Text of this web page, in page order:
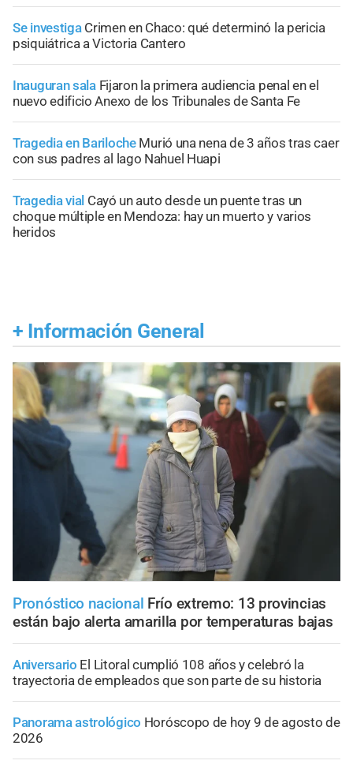
Se investiga Crimen en Chaco: qué determinó la pericia
psiquiátrica a Victoria Cantero
Inauguran sala Fijaron la primera audiencia penal en el
nuevo edificio Anexo de los Tribunales de Santa Fe
Tragedia en Bariloche Murió una nena de 3 años tras caer
con sus padres al lago Nahuel Huapi
Tragedia vial Cayó un auto desde un puente tras un
choque múltiple en Mendoza: hay un muerto y varios
heridos
+ Información General
Pronóstico nacional Frío extremo: 13 provincias
están bajo alerta amarilla por temperaturas bajas
Aniversario El Litoral cumplió 108 años y celebró la
trayectoria de empleados que son parte de su historia
Panorama astrológico Horóscopo de hoy 9 de agosto de
2026